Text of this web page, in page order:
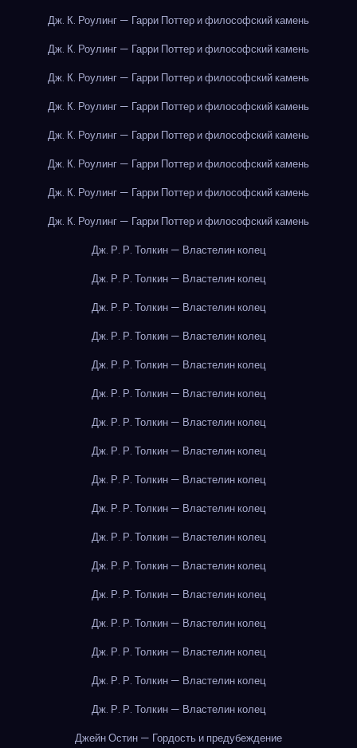
Дж. К. Роулинг — Гарри Поттер и философский камень
Дж. К. Роулинг — Гарри Поттер и философский камень
Дж. К. Роулинг — Гарри Поттер и философский камень
Дж. К. Роулинг — Гарри Поттер и философский камень
Дж. К. Роулинг — Гарри Поттер и философский камень
Дж. К. Роулинг — Гарри Поттер и философский камень
Дж. К. Роулинг — Гарри Поттер и философский камень
Дж. К. Роулинг — Гарри Поттер и философский камень
Дж. Р. Р. Толкин — Властелин колец
Дж. Р. Р. Толкин — Властелин колец
Дж. Р. Р. Толкин — Властелин колец
Дж. Р. Р. Толкин — Властелин колец
Дж. Р. Р. Толкин — Властелин колец
Дж. Р. Р. Толкин — Властелин колец
Дж. Р. Р. Толкин — Властелин колец
Дж. Р. Р. Толкин — Властелин колец
Дж. Р. Р. Толкин — Властелин колец
Дж. Р. Р. Толкин — Властелин колец
Дж. Р. Р. Толкин — Властелин колец
Дж. Р. Р. Толкин — Властелин колец
Дж. Р. Р. Толкин — Властелин колец
Дж. Р. Р. Толкин — Властелин колец
Дж. Р. Р. Толкин — Властелин колец
Дж. Р. Р. Толкин — Властелин колец
Дж. Р. Р. Толкин — Властелин колец
Джейн Остин — Гордость и предубеждение